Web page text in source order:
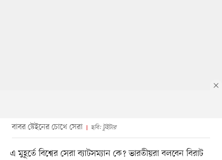
বাবর স্টেইনের চোখে সেরা ছবি: টুইটার
এ মুহূর্তে বিশ্বের সেরা ব্যাটসম্যান কে? ভারতীয়রা বলবেন বিরাট